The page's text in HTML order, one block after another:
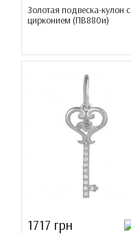
Золотая подвеска-кулон с
цирконием (ПВ880и)
1717 грн